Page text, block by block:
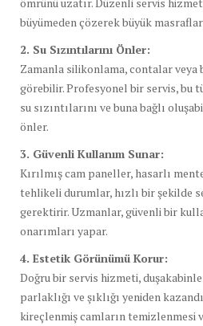
büyümeden çözerek büyük
2. Su Sızıntılarını Önler:
Zamanla silikonlama, contalar veya
görebilir. Profesyonel bir servis, bu
su sızıntılarını ve buna bağlı
önler.
3. Güvenli Kullanım Sunar:
Kırılmış cam paneller, hasarlı
tehlikeli durumlar, hızlı bir şekilde
gerektirir. Uzmanlar, güvenli bir
onarımları yapar.
4. Estetik Görünümü Korur:
Doğru bir servis hizmeti,
parlaklığı ve şıklığı yeniden
kireçlenmiş camların temizlenmesi